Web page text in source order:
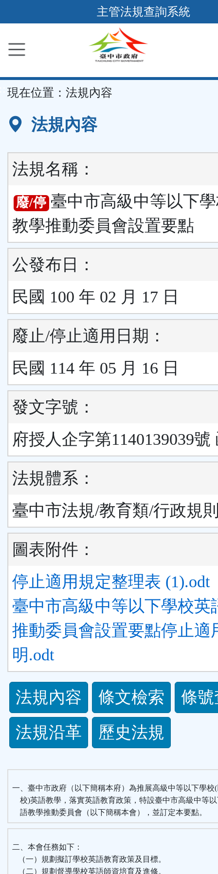
到
要
容
區
主管法規查詢系統
現在位置： 法規內容
法規內容
法規名稱：
廢/停 臺中市高級中等以下
教學推動委員會設置要點
公發布日：
民國 100 年 02 月 17 日
廢止/停止適用日期：
民國 114 年 05 月 16 日
發文字號：
府授人企字第1140139039號
法規體系：
臺中市法規/教育類/行政規
圖表附件：
停止適用規定整理表 (1).odt
臺中市高級中等以下學校英
推動委員會設置要點停止適
明.odt
法
規
功
能
按
鈕
法規內容 條文檢索
條
法規沿革
歷史法規
一、臺中市政府（以下簡稱本府）為推展高級中等以下學校
校)英語教學，落實英語教育政策，特設臺中市高級中等
語教學推動委員會（以下簡稱本會），並訂定本要點。
二、本會任務如下：
（一）規劃擬訂學校英語教育政策及目標。
（二）規劃督導學校英語師資培育及進修。